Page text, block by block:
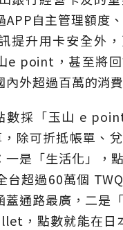
自主管理額度
提升用卡安全外
e point，甚至將
外超過百萬的消
數採「玉山 e
除可折抵帳單、
一是「生活化」，
台超過60萬個
通路最廣，二是
，點數就能在日